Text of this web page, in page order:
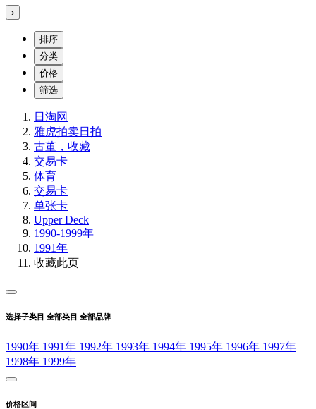
›
排序
分类
价格
筛选
日淘网
雅虎拍卖日拍
古董，收藏
交易卡
体育
交易卡
单张卡
Upper Deck
1990-1999年
1991年
收藏此页
选择子类目 全部类目 全部品牌
1990年 1991年 1992年 1993年 1994年 1995年 1996年 1997年
1998年 1999年
价格区间